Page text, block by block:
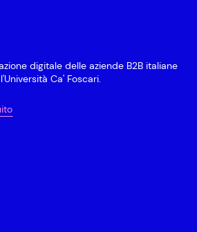
digitale delle aziende B2B italiane
Ca' Foscari.